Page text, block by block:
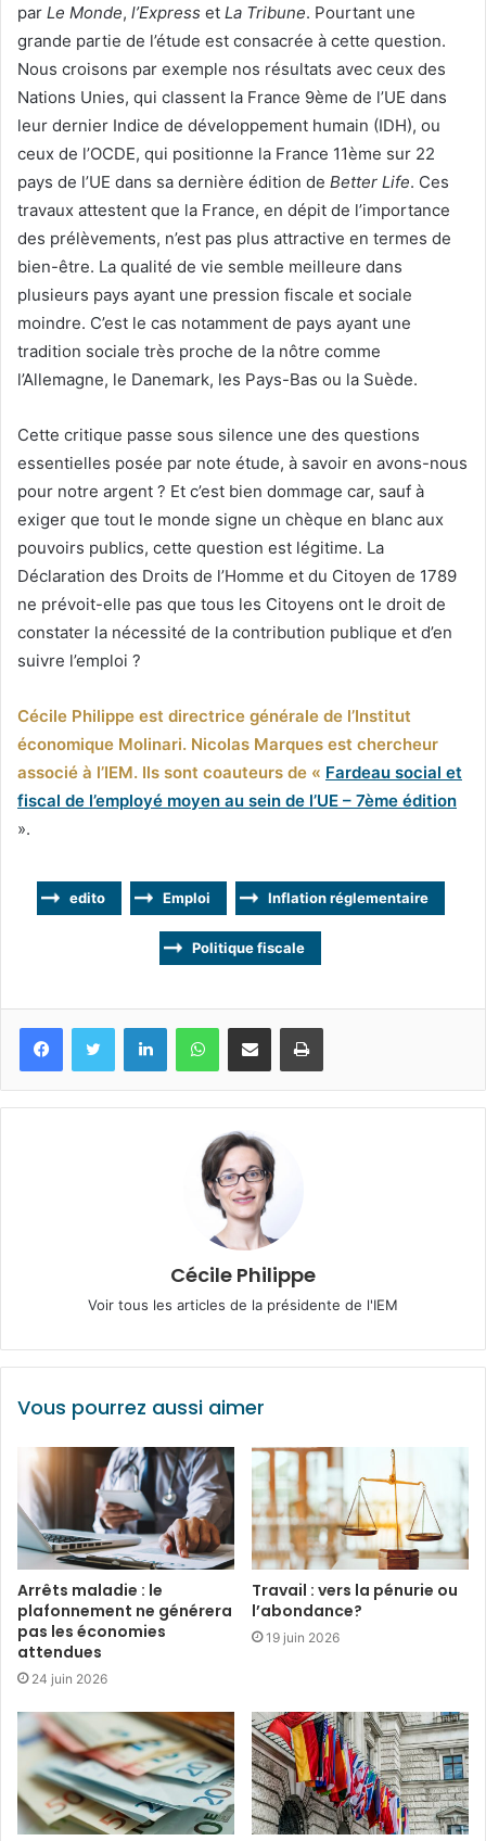
par Le Monde, l’Express et La Tribune. Pourtant une
grande partie de l’étude est consacrée à cette question.
Nous croisons par exemple nos résultats avec ceux des
Nations Unies, qui classent la France 9ème de l’UE dans
leur dernier Indice de développement humain (IDH), ou
ceux de l’OCDE, qui positionne la France 11ème sur 22
pays de l’UE dans sa dernière édition de Better Life. Ces
travaux attestent que la France, en dépit de l’importance
des prélèvements, n’est pas plus attractive en termes de
bien-être. La qualité de vie semble meilleure dans
plusieurs pays ayant une pression fiscale et sociale
moindre. C’est le cas notamment de pays ayant une
tradition sociale très proche de la nôtre comme
l’Allemagne, le Danemark, les Pays-Bas ou la Suède.
Cette critique passe sous silence une des questions
essentielles posée par note étude, à savoir en avons-nous
pour notre argent ? Et c’est bien dommage car, sauf à
exiger que tout le monde signe un chèque en blanc aux
pouvoirs publics, cette question est légitime. La
Déclaration des Droits de l’Homme et du Citoyen de 1789
ne prévoit-elle pas que tous les Citoyens ont le droit de
constater la nécessité de la contribution publique et d’en
suivre l’emploi ?
Cécile Philippe est directrice générale de l’Institut
économique Molinari. Nicolas Marques est chercheur
associé à l’IEM. Ils sont coauteurs de « Fardeau social et
fiscal de l’employé moyen au sein de l’UE – 7ème édition
».
edito Emploi Inflation réglementaire
Politique fiscale
FacebookTwitter LinkedinWhatsApp
Partagez par mail Imprimez
Cécile Philippe
Voir tous les articles de la présidente de l'IEM
Vous pourrez aussi aimer
Arrêts maladie : le
plafonnement ne générera
pas les économies
attendues
24 juin 2026
Travail : vers la pénurie ou
l’abondance?
19 juin 2026